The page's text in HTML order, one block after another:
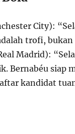
City):
trofi,
Madrid):
Bernabéu siap
kandidat